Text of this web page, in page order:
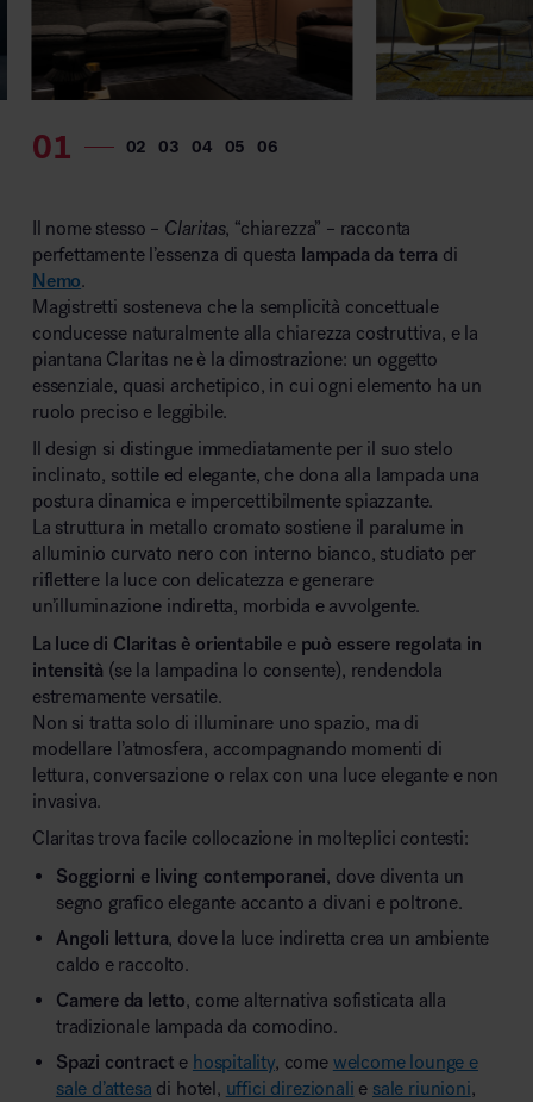
Il nome stesso – Claritas, “chiarezza” – racconta
perfettamente l’essenza di questa lampada da terra di
Nemo.
Magistretti sosteneva che la semplicità concettuale
conducesse naturalmente alla chiarezza costruttiva, e la
piantana Claritas ne è la dimostrazione: un oggetto
essenziale, quasi archetipico, in cui ogni elemento ha un
ruolo preciso e leggibile.
Il design si distingue immediatamente per il suo stelo
inclinato, sottile ed elegante, che dona alla lampada una
postura dinamica e impercettibilmente spiazzante.
La struttura in metallo cromato sostiene il paralume in
alluminio curvato nero con interno bianco, studiato per
riflettere la luce con delicatezza e generare
un’illuminazione indiretta, morbida e avvolgente.
La luce di Claritas è orientabile e può essere regolata in
intensità (se la lampadina lo consente), rendendola
estremamente versatile.
Non si tratta solo di illuminare uno spazio, ma di
modellare l’atmosfera, accompagnando momenti di
lettura, conversazione o relax con una luce elegante e non
invasiva.
Claritas trova facile collocazione in molteplici contesti:
Soggiorni e living contemporanei, dove diventa un
segno grafico elegante accanto a divani e poltrone.
Angoli lettura, dove la luce indiretta crea un ambiente
caldo e raccolto.
Camere da letto, come alternativa sofisticata alla
tradizionale lampada da comodino.
Spazi contract e hospitality, come welcome lounge e
sale d’attesa di hotel, uffici direzionali e sale riunioni,